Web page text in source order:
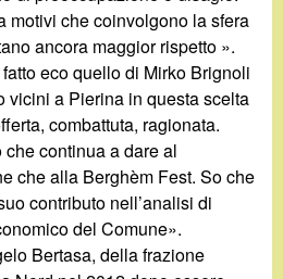
motivi che coinvolgono la sfera
ancora maggior rispetto ».
eco quello di Mirko Brignoli
vicini a Pierina in questa scelta
combattuta, ragionata.
continua a dare al
che alla Berghèm Fest. So che
contributo nell’analisi di
del Comune».
Bertasa, della frazione